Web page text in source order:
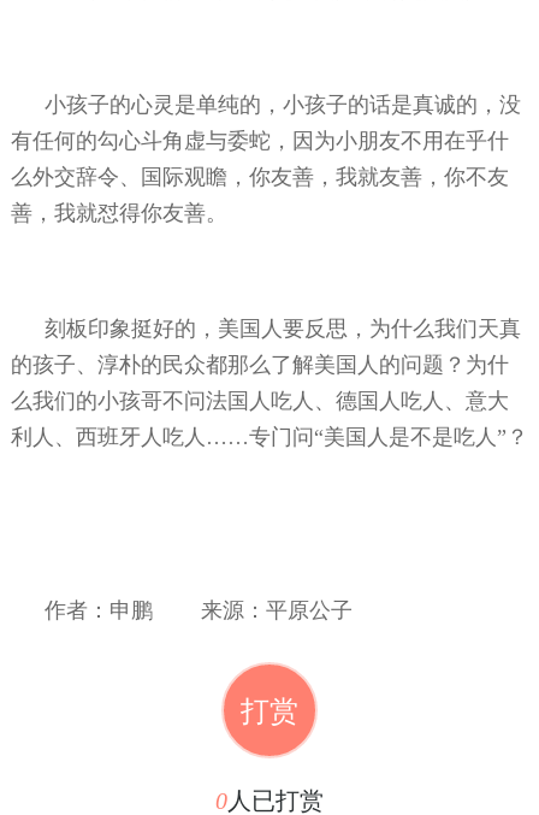
小孩子的心灵是单纯的，小孩子的话是真诚的，没
有任何的勾心斗角虚与委蛇，因为小朋友不用在乎什
么外交辞令、国际观瞻，你友善，我就友善，你不友
善，我就怼得你友善。
刻板印象挺好的，美国人要反思，为什么我们天真
的孩子、淳朴的民众都那么了解美国人的问题？为什
么我们的小孩哥不问法国人吃人、德国人吃人、意大
利人、西班牙人吃人……专门问“美国人是不是吃人”？
作者：申鹏 来源：平原公子
打赏
0人已打赏